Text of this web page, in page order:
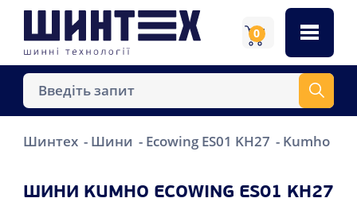
0
Шинтех Шини Ecowing ES01 KH27 Kumho
ШИНИ KUMHO ECOWING ES01 KH27